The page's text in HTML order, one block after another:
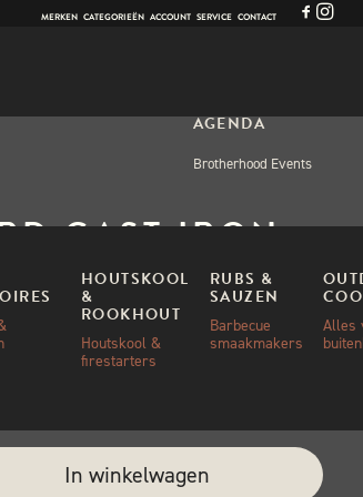
MERKEN CATEGORIEËN ACCOUNT SERVICE CONTACT
HOUTSKOOL
&
ROOKHOUT
Houtskool &
firestarters
RUBS &
SAUZEN
Barbecue
smaakmakers
Alles
AGENDA
Brotherhood Events
CAST IRON
In winkelwagen